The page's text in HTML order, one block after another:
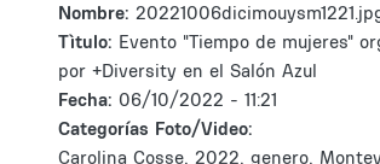
Nombre:
Tìtulo: Evento "Tiempo de mujeres"
por +Diversity en el Salón Azul
Fecha: 06/10/2022 - 11:21
Categorías Foto/Video:
Carolina Cosse, 2022, genero,